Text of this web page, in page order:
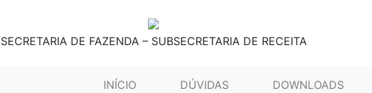
SECRETARIA DE FAZENDA – SUBSECRETARIA DE RECEITA
INÍCIO (CURRENT)DÚVIDAS DOWNLOADS